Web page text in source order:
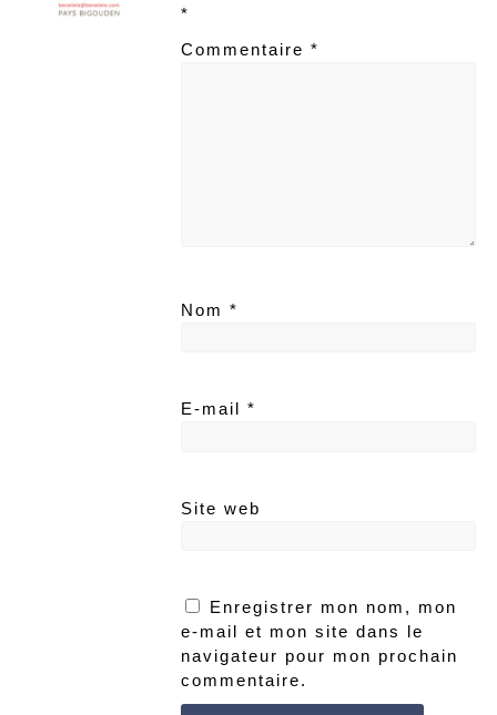
*
Commentaire *
Nom *
E-mail *
Site web
Enregistrer mon nom, mon
e-mail et mon site dans le
navigateur pour mon prochain
commentaire.